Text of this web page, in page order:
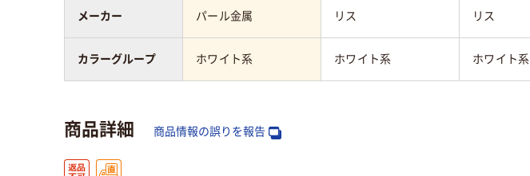
パール金属 リス リス
ホワイト系 ホワイト系 ホワイト系
メーカー
カラーグループ
商品詳細 商品情報の誤りを報告